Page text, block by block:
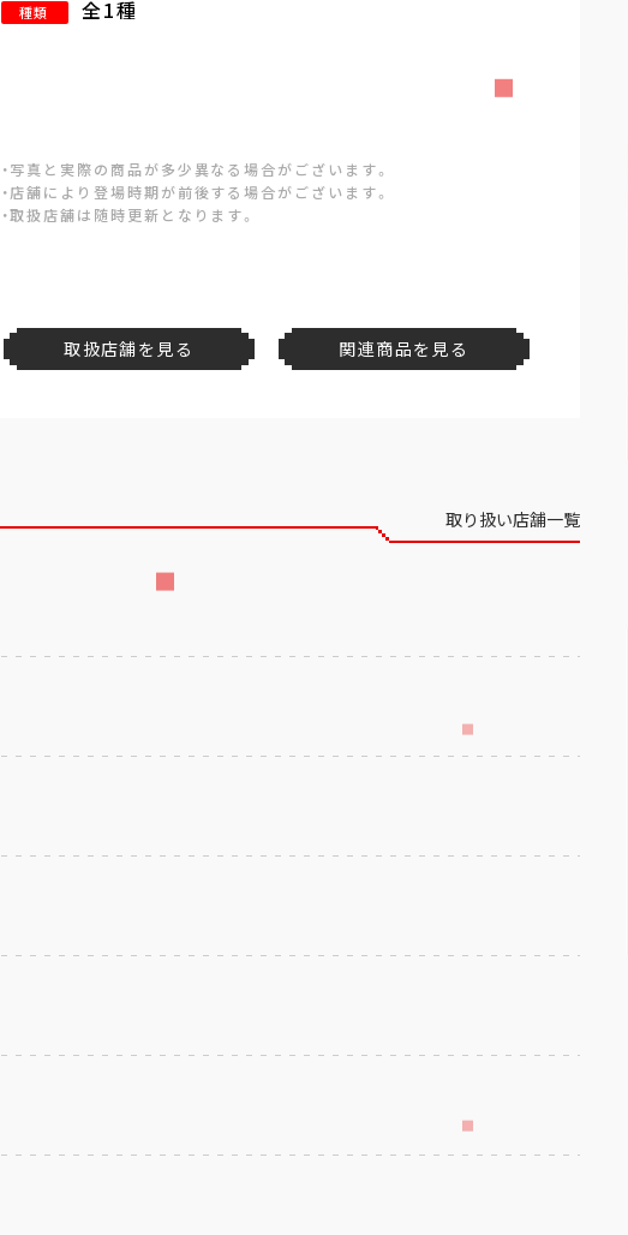
種類 全1種
・写真と実際の商品が多少異なる場合がございます。
・店舗により登場時期が前後する場合がございます。
・取扱店舗は随時更新となります。
取扱店舗を見る 関連商品を見る
取り扱い店舗一覧